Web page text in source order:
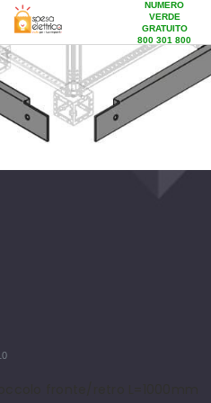
NUMERO
VERDE
GRATUITO
800 301 800